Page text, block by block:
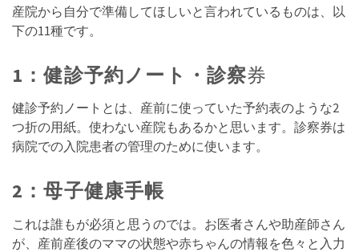
産院から自分で準備してほしいと言われているものは、以
下の11種です。
1：健診予約ノート・診察券
健診予約ノートとは、産前に使っていた予約表のような2
つ折の用紙。使わない産院もあるかと思います。診察券は
病院での入院患者の管理のために使います。
2：母子健康手帳
これは誰もが必須と思うのでは。お医者さんや助産師さん
が、産前産後のママの状態や赤ちゃんの情報を色々と入力